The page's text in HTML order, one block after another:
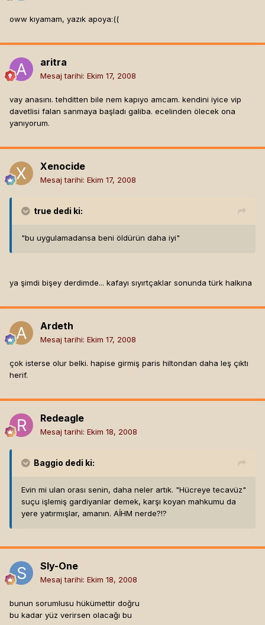
oww kıyamam, yazık apoya:((
aritra
Mesaj tarihi: Ekim 17, 2008
vay anasını. tehditten bile nem kapıyo amcam. kendini iyice vip
davetlisi falan sanmaya başladı galiba. ecelinden ölecek ona
yanıyorum.
Xenocide
Mesaj tarihi: Ekim 17, 2008
true dedi ki:
"bu uygulamadansa beni öldürün daha iyi"
ya şimdi bişey derdimde... kafayı sıyırtçaklar sonunda türk halkına
Ardeth
Mesaj tarihi: Ekim 17, 2008
çok isterse olur belki. hapise girmiş paris hiltondan daha leş çıktı
herif.
Redeagle
Mesaj tarihi: Ekim 18, 2008
Baggio dedi ki:
Evin mi ulan orası senin, daha neler artık. "Hücreye tecavüz"
suçu işlemiş gardiyanlar demek, karşı koyan mahkumu da
yere yatırmışlar, amanın. AİHM nerde?!?
Sly-One
Mesaj tarihi: Ekim 18, 2008
bunun sorumlusu hükümettir doğru
bu kadar yüz verirsen olacağı bu